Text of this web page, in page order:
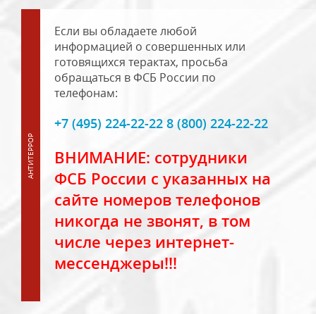
Если вы обладаете любой
информацией о совершенных или
готовящихся терактах, просьба
обращаться в ФСБ России по
телефонам:
+7 (495) 224-22-22 8 (800) 224-22-22
ВНИМАНИЕ: сотрудники
ФСБ России с указанных на
сайте номеров телефонов
никогда не звонят, в том
числе через интернет-
мессенджеры!!!